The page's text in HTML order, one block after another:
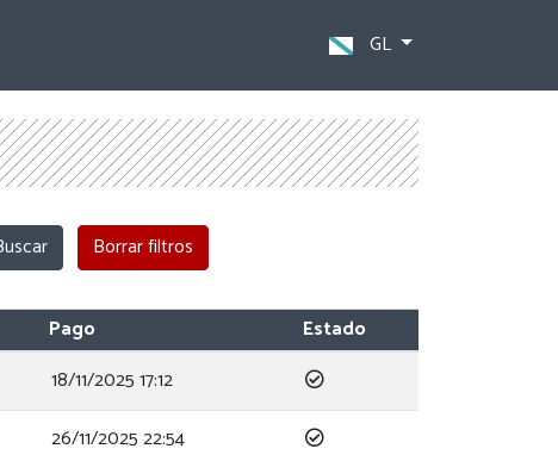
GL
Pago
Estado
18/11/2025 17:12
26/11/2025 22:54